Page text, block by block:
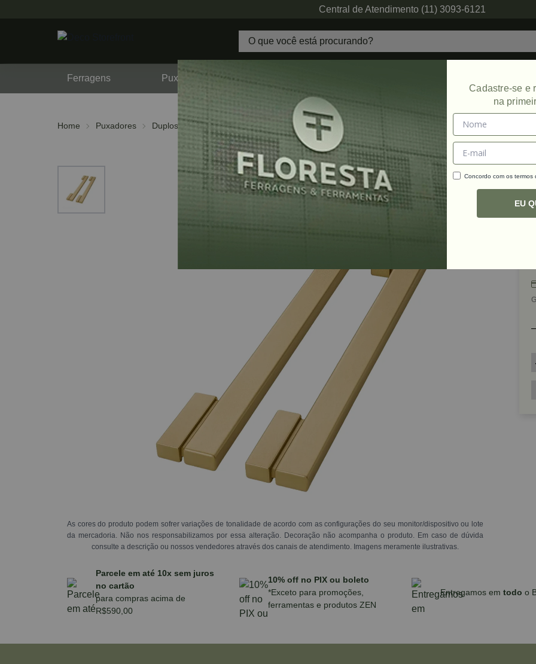
Central de Atendimento (11) 3093-6121
Ferragens Puxadores
Home Puxadores Duplos
As cores do produto podem sofrer variações de tonalidade de acordo com as configurações do seu monitor/dispositivo ou lote
da mercadoria. Não nos responsabilizamos por essa alteração. Decoração não acompanha o produto. Em caso de dúvida
consulte a descrição ou nossos vendedores através dos canais de atendimento. Imagens meramente ilustrativas.
Parcele em até 10x sem juros
no cartão
para compras acima de
R$590,00
10% off no PIX ou boleto
*Exceto para promoções,
ferramentas e produtos ZEN
Entregamos em todo o
Cadastre-se e
na
Concordo com os termos
EU